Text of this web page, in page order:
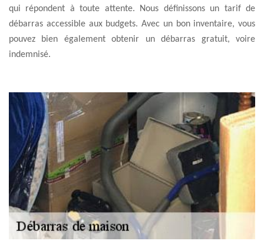
qui répondent à toute attente. Nous définissons un tarif de
débarras accessible aux budgets. Avec un bon inventaire, vous
pouvez bien également obtenir un débarras gratuit, voire
indemnisé.